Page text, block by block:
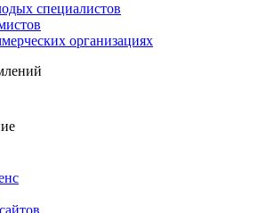
специалистов
организациях